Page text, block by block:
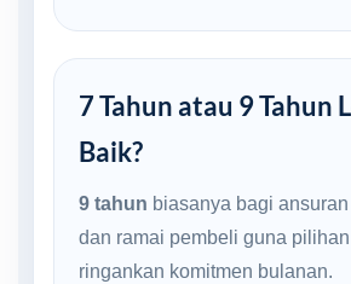
7 Tahun atau 9 Tahun
Baik?
9 tahun biasanya bagi
dan ramai pembeli guna
ringankan komitmen bulanan.